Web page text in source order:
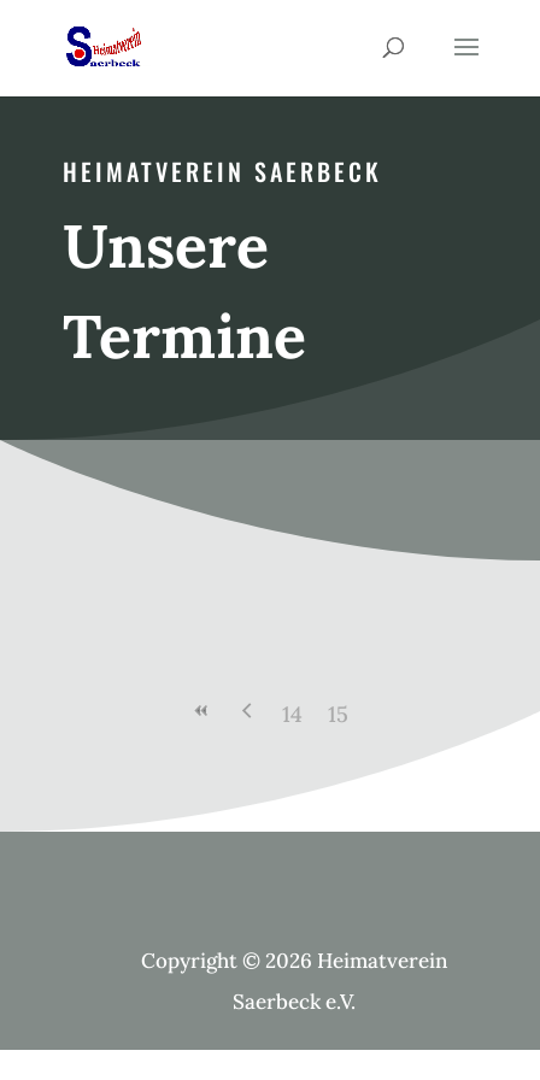
HEIMATVEREIN SAERBECK
Unsere
Termine
14 15
Copyright © 2026 Heimatverein
Saerbeck e.V.